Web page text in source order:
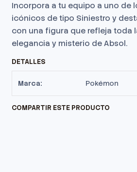
Incorpora a tu equipo a uno de
icónicos de tipo Siniestro y
con una figura que refleja toda
elegancia y misterio de Absol.
DETALLES
Marca: Pokémon
COMPARTIR ESTE PRODUCTO